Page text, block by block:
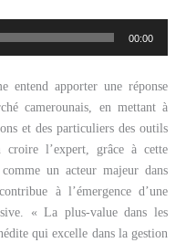
00:00
entend apporter une réponse
camerounais, en mettant à
et des particuliers des outils
l’expert, grâce à cette
un acteur majeur dans
à l’émergence d’une
« La plus-value dans les
qui excelle dans la gestion